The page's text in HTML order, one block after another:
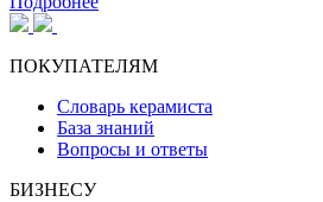
ПОКУПАТЕЛЯМ
Словарь керамиста
База знаний
Вопросы и ответы
БИЗНЕСУ